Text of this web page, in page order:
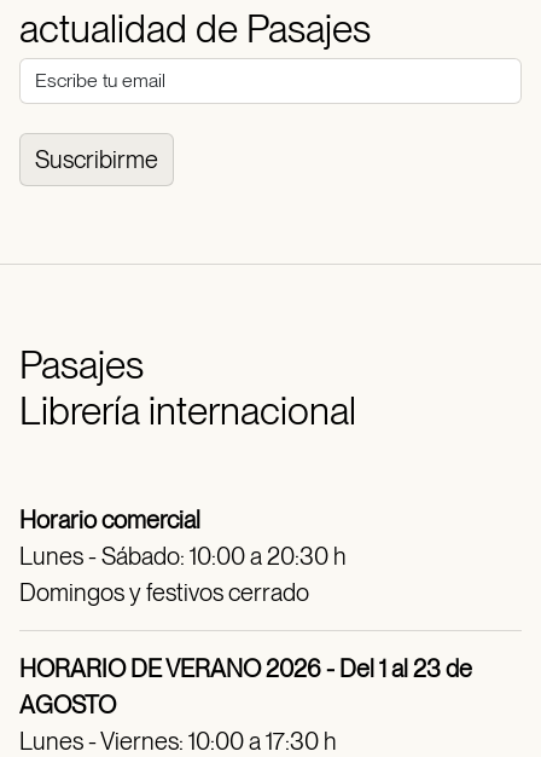
actualidad de Pasajes
Suscribirme
Pasajes
Librería internacional
Horario comercial
Lunes - Sábado: 10:00 a 20:30 h
Domingos y festivos cerrado
HORARIO DE VERANO 2026 - Del 1 al 23 de
AGOSTO
Lunes - Viernes: 10:00 a 17:30 h